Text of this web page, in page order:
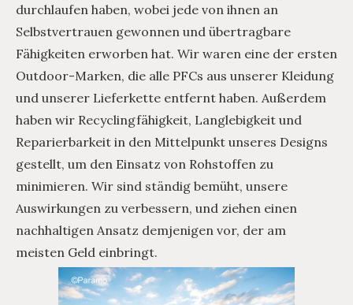
durchlaufen haben, wobei jede von ihnen an
Selbstvertrauen gewonnen und übertragbare
Fähigkeiten erworben hat. Wir waren eine der ersten
Outdoor-Marken, die alle PFCs aus unserer Kleidung
und unserer Lieferkette entfernt haben. Außerdem
haben wir Recyclingfähigkeit, Langlebigkeit und
Reparierbarkeit in den Mittelpunkt unseres Designs
gestellt, um den Einsatz von Rohstoffen zu
minimieren. Wir sind ständig bemüht, unsere
Auswirkungen zu verbessern, und ziehen einen
nachhaltigen Ansatz demjenigen vor, der am
meisten Geld einbringt.